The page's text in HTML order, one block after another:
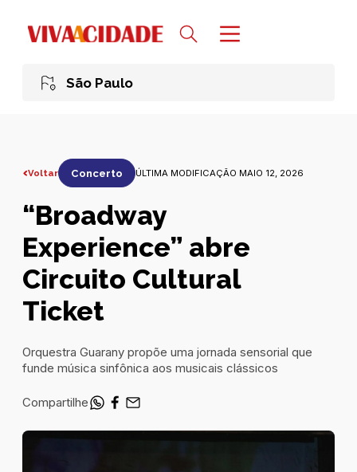
São Paulo
Voltar Concerto ÚLTIMA MODIFICAÇÃO MAIO 12, 2026
“Broadway
Experience” abre
Circuito Cultural
Ticket
Orquestra Guarany propõe uma jornada sensorial que
funde música sinfônica aos musicais clássicos
Compartilhe